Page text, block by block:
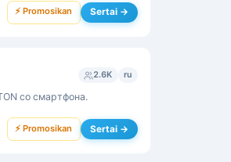
⚡ Promosikan Sertai →
2.6K ru
со смартфона.
⚡ Promosikan Sertai →